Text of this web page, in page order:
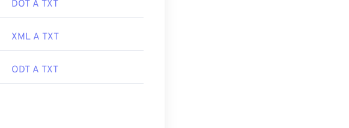
DOT A TXT
XML A TXT
ODT A TXT